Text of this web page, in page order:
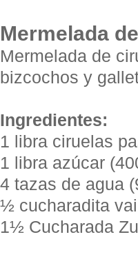
Mermelada
Mermelada de
bizcochos y
Ingredientes:
1 libra ciruelas
1 libra azúcar
4 tazas de agua
½ cucharadita
1½ Cucharada